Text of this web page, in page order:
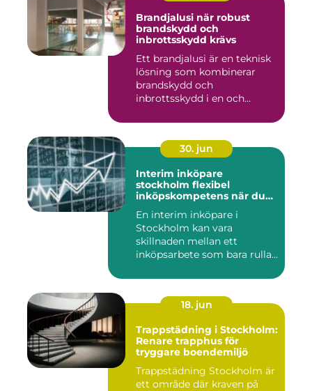
Brandjalusi när robust
brandskydd och
inbrottsskydd krävs
Ett brandjalusi är en teknisk
lösning som kombinerar
brandskydd och
inbrottsskydd i en och
30. jun
Interim inköpare
stockholm flexibel
inköpskompetens när du
En interim inköpare i
Stockholm kan vara
skillnaden mellan ett
inköpsarbete som bara rullar
18. jun
Trappstädning i Stockholm:
Renare trapphus för
tryggare boendemiljö
Trappstädning Stockholm är
ett område där kraven på